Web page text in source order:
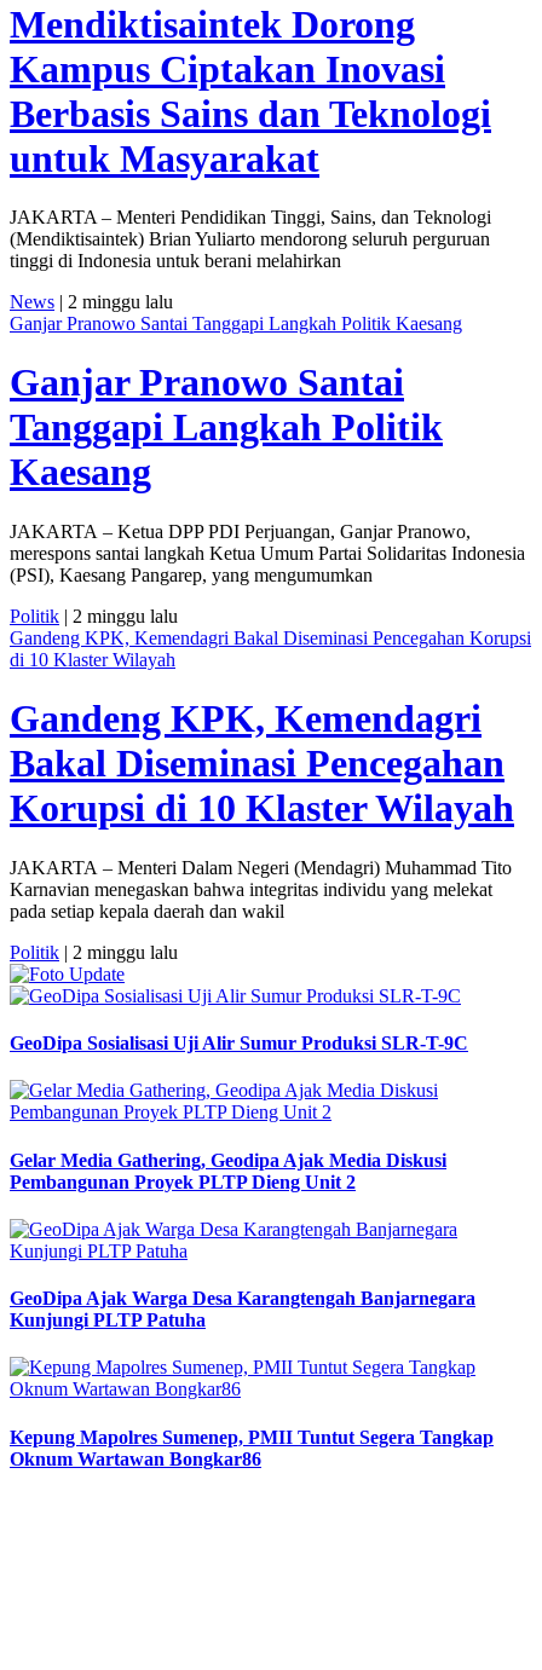
Mendiktisaintek Dorong
Kampus Ciptakan Inovasi
Berbasis Sains dan Teknologi
untuk Masyarakat
JAKARTA – Menteri Pendidikan Tinggi, Sains, dan Teknologi
(Mendiktisaintek) Brian Yuliarto mendorong seluruh perguruan
tinggi di Indonesia untuk berani melahirkan
News | 2 minggu lalu
Ganjar Pranowo Santai Tanggapi Langkah Politik Kaesang
Ganjar Pranowo Santai
Tanggapi Langkah Politik
Kaesang
JAKARTA – Ketua DPP PDI Perjuangan, Ganjar Pranowo,
merespons santai langkah Ketua Umum Partai Solidaritas Indonesia
(PSI), Kaesang Pangarep, yang mengumumkan
Politik | 2 minggu lalu
Gandeng KPK, Kemendagri Bakal Diseminasi Pencegahan Korupsi
di 10 Klaster Wilayah
Gandeng KPK, Kemendagri
Bakal Diseminasi Pencegahan
Korupsi di 10 Klaster Wilayah
JAKARTA – Menteri Dalam Negeri (Mendagri) Muhammad Tito
Karnavian menegaskan bahwa integritas individu yang melekat
pada setiap kepala daerah dan wakil
Politik | 2 minggu lalu
GeoDipa Sosialisasi Uji Alir Sumur Produksi SLR-T-9C
Gelar Media Gathering, Geodipa Ajak Media Diskusi
Pembangunan Proyek PLTP Dieng Unit 2
GeoDipa Ajak Warga Desa Karangtengah Banjarnegara
Kunjungi PLTP Patuha
Kepung Mapolres Sumenep, PMII Tuntut Segera Tangkap
Oknum Wartawan Bongkar86